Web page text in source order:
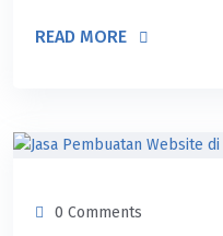
READ MORE
0 Comments